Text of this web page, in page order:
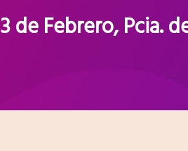
3 de Febrero, Pcia.